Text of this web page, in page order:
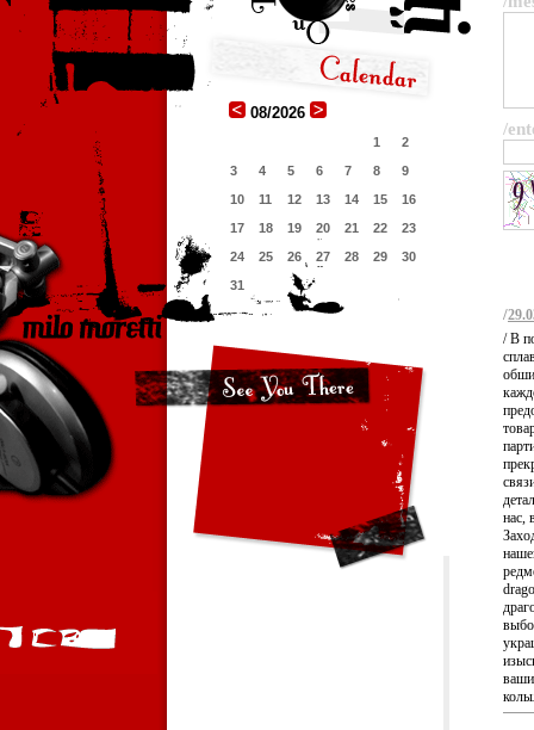
08/2026
1
2
3
4 5 6 7 8
9
10
11 12 13 14 15
16
17
18 19 20 21 22
23
24
25 26 27 28 29
30
31
/
/
/ В
нас,